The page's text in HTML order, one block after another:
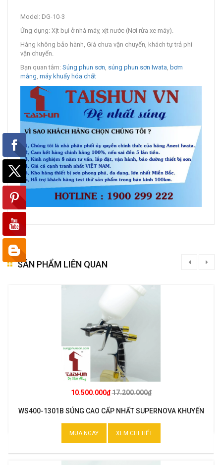
Model: DG-10-3
Ứng dụng: Xịt bụi ở nhà máy, xịt nước (Nơi rửa xe máy).
Hàng không bảo hành, Giá chưa vận chuyển, khách tự trả phí
vận chuyển.
Bạn quan tâm: Súng phun sơn, súng phun sơn Iwata, bơm
màng, máy khuấy hóa chất
SẢN PHẨM LIÊN QUAN
10.500.000₫17.200.000₫
WS400-1301B SÚNG CAO CẤP NHẤT SUPERNOVA KHUYẾN
MUA NGAY XEM CHI TIẾT